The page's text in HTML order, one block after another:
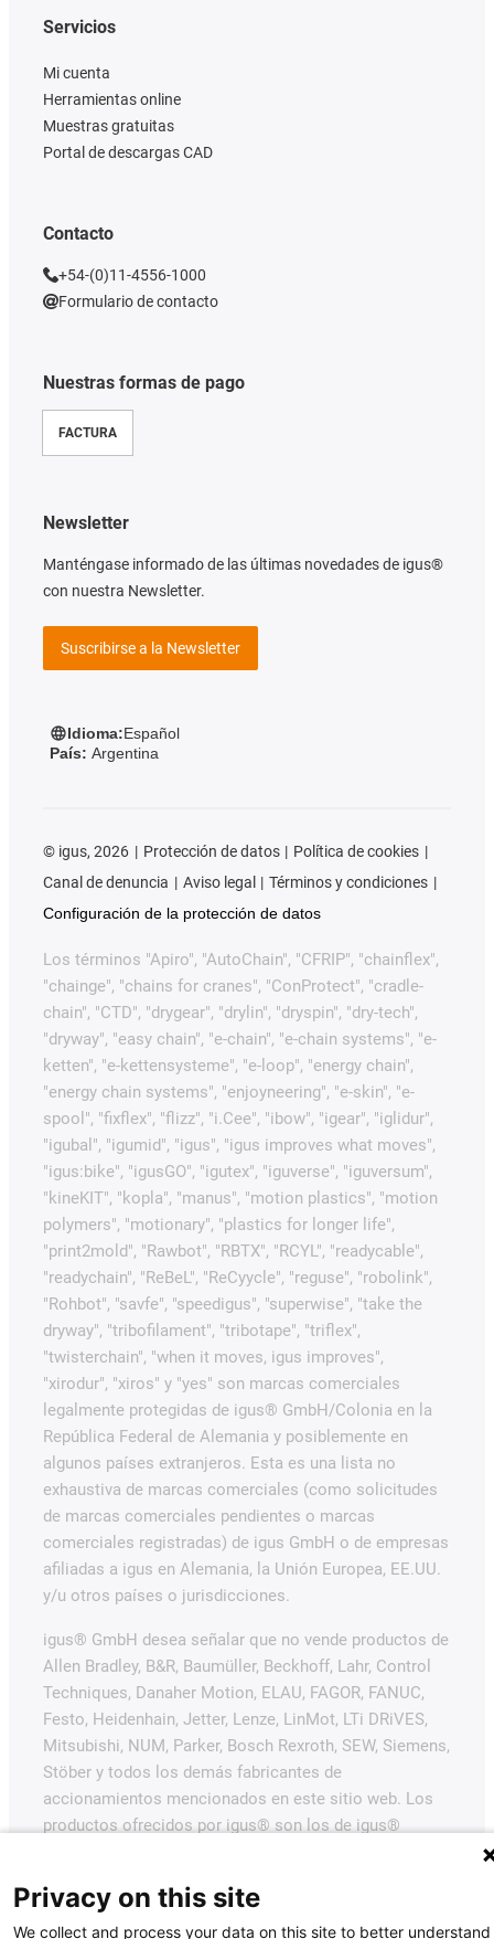
Nuestras formas de pago
FACTURA
Servicios
Mi cuenta
Herramientas online
Muestras gratuitas
Portal de descargas CAD
Contacto
+54-(0)11-4556-1000
Formulario de contacto
Newsletter
Manténgase informado de las últimas novedades de igus®
con nuestra Newsletter.
Suscribirse a la Newsletter
Idioma:Español
País: Argentina
© igus, 2026 Protección de datos
Política de cookies
Canal de denuncia
Aviso legal
Términos y condiciones
Configuración de la protección de datos
Los términos "Apiro", "AutoChain", "CFRIP", "chainflex",
"chainge", "chains for cranes", "ConProtect", "cradle-
chain", "CTD", "drygear", "drylin", "dryspin", "dry-tech",
"dryway", "easy chain", "e-chain", "e-chain systems", "e-
ketten", "e-kettensysteme", "e-loop", "energy chain",
"energy chain systems", "enjoyneering", "e-skin", "e-
spool", "fixflex", "flizz", "i.Cee", "ibow", "igear", "iglidur",
"igubal", "igumid", "igus", "igus improves what moves",
"igus:bike", "igusGO", "igutex", "iguverse", "iguversum",
"kineKIT", "kopla", "manus", "motion plastics", "motion
polymers", "motionary", "plastics for longer life",
"print2mold", "Rawbot", "RBTX", "RCYL", "readycable",
"readychain", "ReBeL", "ReCyycle", "reguse", "robolink",
"Rohbot", "savfe", "speedigus", "superwise", "take the
dryway", "tribofilament", "tribotape", "triflex",
"twisterchain", "when it moves, igus improves",
"xirodur", "xiros" y "yes" son marcas comerciales
legalmente protegidas de igus® GmbH/Colonia en la
República Federal de Alemania y posiblemente en
algunos países extranjeros. Esta es una lista no
exhaustiva de marcas comerciales (como solicitudes
de marcas comerciales pendientes o marcas
comerciales registradas) de igus GmbH o de empresas
afiliadas a igus en Alemania, la Unión Europea, EE.UU.
y/u otros países o jurisdicciones.
igus® GmbH desea señalar que no vende productos de
Allen Bradley, B&R, Baumüller, Beckhoff, Lahr, Control
Techniques, Danaher Motion, ELAU, FAGOR, FANUC,
Festo, Heidenhain, Jetter, Lenze, LinMot, LTi DRiVES,
Mitsubishi, NUM, Parker, Bosch Rexroth, SEW, Siemens,
Stöber y todos los demás fabricantes de
accionamientos mencionados en este sitio web. Los
productos ofrecidos por igus® son los de igus®
Privacy on this site
We collect and process your data on this site to better understand